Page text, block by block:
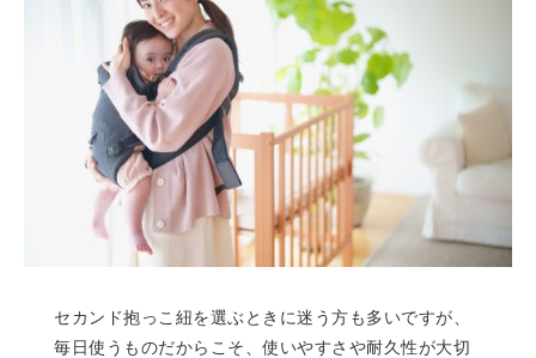
セカンド抱っこ紐を選ぶときに迷う方も多いですが、
毎日使うものだからこそ、使いやすさや耐久性が大切